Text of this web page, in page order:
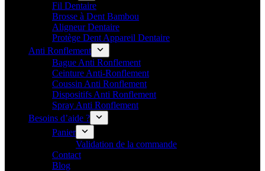
Fil Dentaire
Brosse à Dent Bambou
Aligneur Dentaire
Protège Dent Appareil Dentaire
Anti Ronflement
Bague Anti Ronflement
Ceinture Anti-Ronflement
Coussin Anti Ronflement
Dispositifs Anti Ronflement
Spray Anti Ronflement
Besoins d’aide ?
Panier
Validation de la commande
Contact
Blog